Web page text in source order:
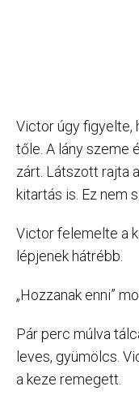
Victor úgy figyelte,
tőle. A lány szeme
zárt. Látszott rajta
kitartás is. Ez nem
Victor felemelte a
lépjenek hátrébb.
„Hozzanak enni”
Pár perc múlva
leves, gyümölcs.
a keze remegett.